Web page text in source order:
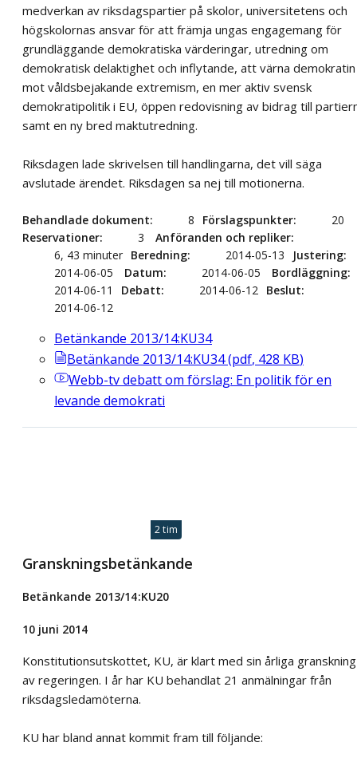
medverkan av riksdagspartier på skolor, universitetens och
högskolornas ansvar för att främja ungas engagemang för
grundläggande demokratiska värderingar, utredning om
demokratisk delaktighet och inflytande, att värna demokratin
mot våldsbejakande extremism, en mer aktiv svensk
demokratipolitik i EU, öppen redovisning av bidrag till
samt en ny bred maktutredning.
Riksdagen lade skrivelsen till handlingarna, det vill säga
avslutade ärendet. Riksdagen sa nej till motionerna.
Behandlade dokument 8 Förslagspunkter
20
Reservationer
3
Anföranden och repliker
6, 43 minuter Beredning 2014-05-13
Justering
2014-06-05
Datum 2014-06-05
Bordläggning
2014-06-11
Debatt 2014-06-12
Beslut
2014-06-12
Betänkande 2013/14:KU34
Betänkande 2013/14:KU34(pdf, 428 KB)
Webb-tvdebatt om förslag: En politik för en
levande demokrati
2 tim
Granskningsbetänkande
Betänkande 2013/14:KU20
10 juni 2014
Konstitutionsutskottet, KU, är klart med sin årliga granskning
av regeringen. I år har KU behandlat 21 anmälningar från
riksdagsledamöterna.
KU har bland annat kommit fram till följande: